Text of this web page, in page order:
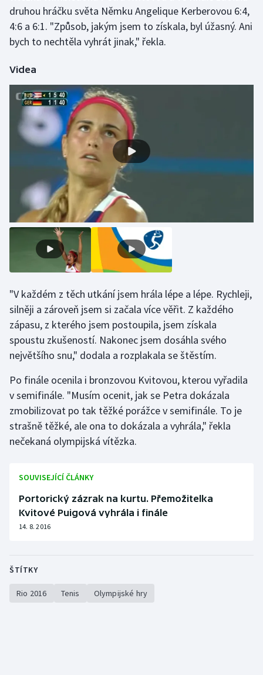
Krasobruslení
Lezení
Lyže a snowboard
Moderní pětiboj
Motorsport
Olympijské hry
Parasport
Plavání
Plážový volejbal
Rychlobruslení
Rychlostní kanoistika
Short track
Sportovní střelba
Stolní tenis
Triatlon
Volejbal
druhou hráčku světa Němku Angelique Kerberovou 6:4,
4:6 a 6:1. "Způsob, jakým jsem to získala, byl úžasný. Ani
bych to nechtěla vyhrát jinak," řekla.
Videa
"V každém z těch utkání jsem hrála lépe a lépe. Rychleji,
silněji a zároveň jsem si začala více věřit. Z každého
zápasu, z kterého jsem postoupila, jsem získala
spoustu zkušeností. Nakonec jsem dosáhla svého
největšího snu," dodala a rozplakala se štěstím.
Po finále ocenila i bronzovou Kvitovou, kterou vyřadila
v semifinále. "Musím ocenit, jak se Petra dokázala
zmobilizovat po tak těžké porážce v semifinále. To je
strašně těžké, ale ona to dokázala a vyhrála," řekla
nečekaná olympijská vítězka.
SOUVISEJÍCÍ ČLÁNKY
Portorický zázrak na kurtu. Přemožitelka
Kvitové Puigová vyhrála i finále
14. 8. 2016
ŠTÍTKY
Rio 2016 Tenis Olympijské hry